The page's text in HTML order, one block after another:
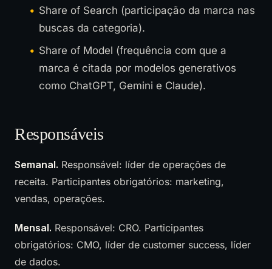
Share of Search (participação da marca nas
buscas da categoria).
Share of Model (frequência com que a
marca é citada por modelos generativos
como ChatGPT, Gemini e Claude).
Responsáveis
Semanal. Responsável: líder de operações de
receita. Participantes obrigatórios: marketing,
vendas, operações.
Mensal. Responsável: CRO. Participantes
obrigatórios: CMO, líder de customer success, líder
de dados.